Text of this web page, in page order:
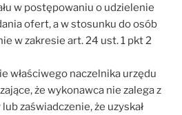
w postępowaniu o udzielenie
ofert, a w stosunku do osób
w zakresie art. 24 ust. 1 pkt 2
właściwego naczelnika urzędu
że wykonawca nie zalega z
zaświadczenie, że uzyskał